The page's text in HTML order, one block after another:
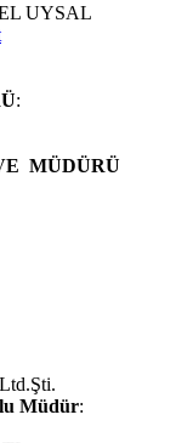
UYSAL
:
MÜDÜRÜ
Müdür: